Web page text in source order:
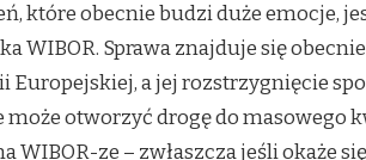
które obecnie budzi duże emocje,
WIBOR. Sprawa znajduje się
Europejskiej, a jej rozstrzygnięcie
może otworzyć drogę do masowego
ze – zwłaszcza jeśli okaże